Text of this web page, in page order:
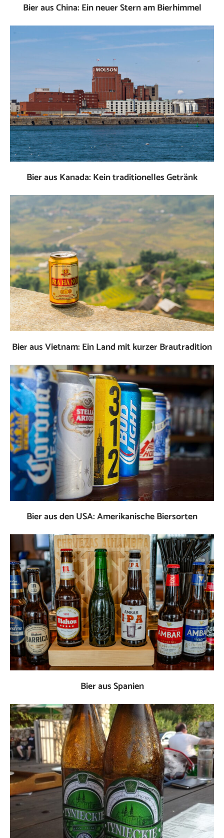
Bier aus China: Ein neuer Stern am Bierhimmel
Bier aus Kanada: Kein traditionelles Getränk
Bier aus Vietnam: Ein Land mit kurzer Brautradition
Bier aus den USA: Amerikanische Biersorten
Bier aus Spanien